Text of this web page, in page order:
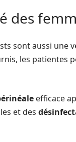
des
sont aussi une
les patientes
efficace
et des